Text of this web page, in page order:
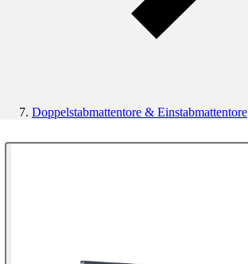
Doppelstabmattentore & Einstabmattentore